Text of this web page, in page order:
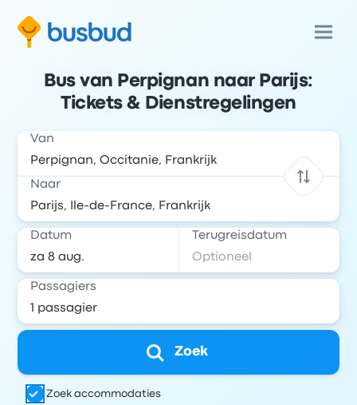
Bus van Perpignan naar Parijs:
Tickets & Dienstregelingen
Van
Naar
Datum Terugreisdatum
Passagiers
Zoek
Zoek accommodaties